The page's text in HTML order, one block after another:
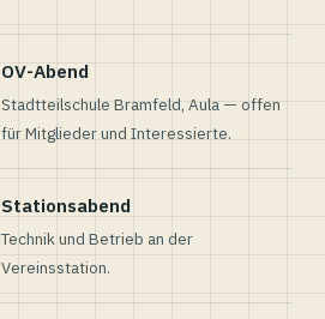
OV-Abend
Stadtteilschule Bramfeld, Aula — offen
für Mitglieder und Interessierte.
Stationsabend
Technik und Betrieb an der
Vereinsstation.